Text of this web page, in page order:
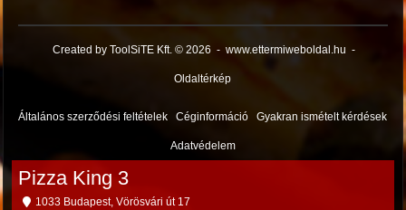
Created by ToolSiTE Kft. © 2026 - www.ettermiweboldal.hu -
Oldaltérkép
Általános szerződési feltételek Céginformáció Gyakran ismételt kérdések
Adatvédelem
Pizza King 3
1033 Budapest, Vörösvári út 17